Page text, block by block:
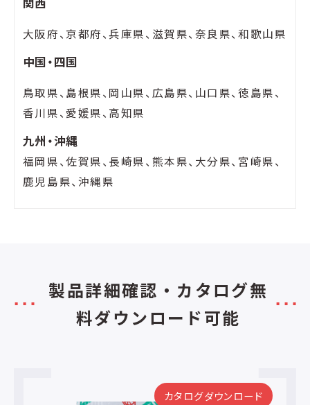
大阪府、京都府、兵庫県、滋賀県、奈良県、和歌山県
中国・四国
鳥取県、島根県、岡山県、広島県、山口県、徳島県、
香川県、愛媛県、高知県
九州・沖縄
福岡県、佐賀県、長崎県、熊本県、大分県、宮崎県、
鹿児島県、沖縄県
製品詳細確認・カタログ無
料ダウンロード可能
カタログダウンロード